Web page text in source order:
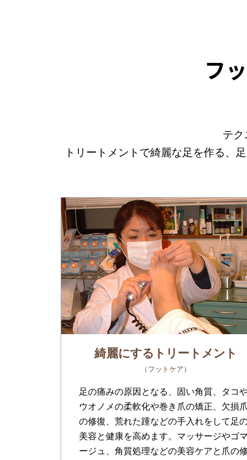
フ
テク
トリートメントで綺麗な足を作る、
綺麗にするトリートメント
（フットケア）
足の痛みの原因となる、固い角質、タコ
ウオノメの柔軟化や巻き爪の矯正、欠損爪
の修復、荒れた踵などの手入れをして足
美容と健康を高めます。マッサージやゴマ
ージュ、角質処理などの美容ケアと爪の修